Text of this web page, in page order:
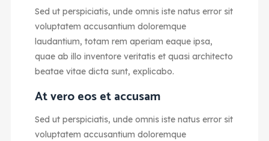
Sed ut perspiciatis, unde omnis iste natus error sit
voluptatem accusantium doloremque
laudantium, totam rem aperiam eaque ipsa,
quae ab illo inventore veritatis et quasi architecto
beatae vitae dicta sunt, explicabo.
At vero eos et accusam
Sed ut perspiciatis, unde omnis iste natus error sit
voluptatem accusantium doloremque